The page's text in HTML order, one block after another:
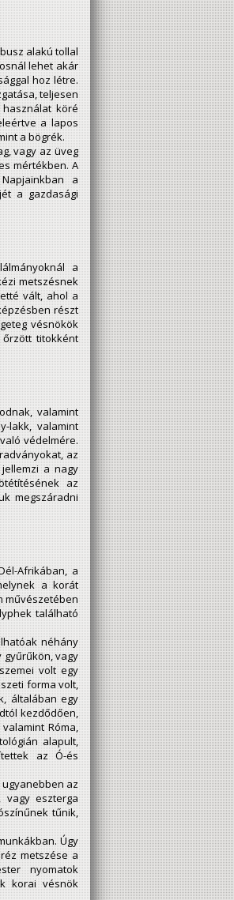
alakú tollal
lehet akár
hoz létre.
teljesen
köré
a lapos
a bögrék.
vagy az üveg
mértékben. A
a
a gazdasági
a
metszésnek
vált, ahol a
részt
vésnökök
titokként
valamint
lakk, valamint
védelmére.
az
a nagy
az
megszáradni
Afrikában, a
a korát
művészetében
található
néhány
vagy
volt egy
forma volt,
általában egy
kezdődően,
Róma,
alapult,
az Ó-és
az
vagy eszterga
tűnik,
Úgy
metszése a
nyomatok
korai vésnök